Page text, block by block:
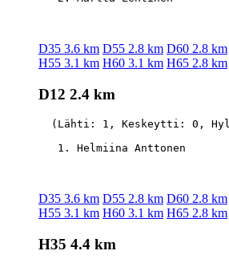
D35 3.6 km D55 2.8 km D60 2.8 km
H55 3.1 km H60 3.1 km H65 2.8 km
D12 2.4 km
(Lähti: 1, Keskeytti: 0,
D35 3.6 km D55 2.8 km D60 2.8 km
H55 3.1 km H60 3.1 km H65 2.8 km
H35 4.4 km